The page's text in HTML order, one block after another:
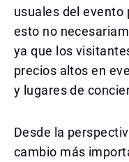
usuales del evento
esto no
ya que los
precios altos en
y lugares de
Desde la
cambio más